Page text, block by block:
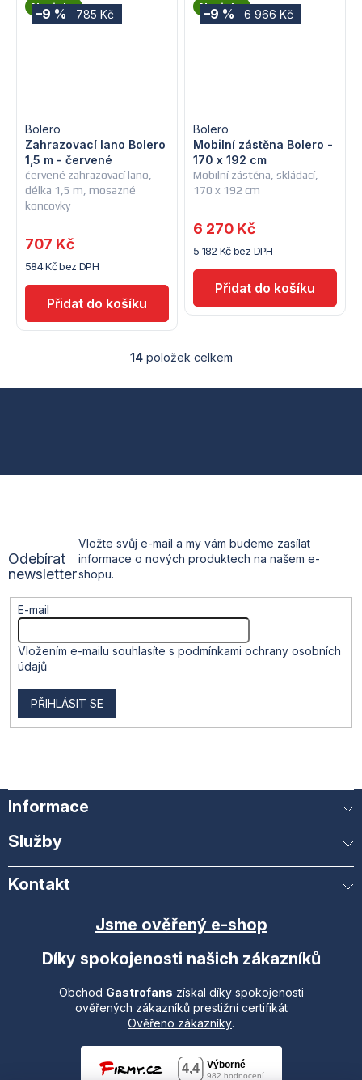
Novinka
785 Kč
–9 %
červené zahrazovací lano,
délka 1,5 m, mosazné
koncovky
Zahrazovací lano Bolero
1,5 m - červené
Bolero
584 Kč bez DPH
707 Kč
Novinka
6 966 Kč
–9 %
Mobilní zástěna, skládací,
170 x 192 cm
Mobilní zástěna Bolero -
170 x 192 cm
Bolero
5 182 Kč bez DPH
6 270 Kč
O
í
y
v
p
u
14položek celkem
p
Odebírat
newsletter
Vložte svůj e-mail a my vám budeme zasílat
informace o nových produktech na našem e-
shopu.
E-mail
Vložením e-mailu souhlasíte s podmínkami ochrany osobních
údajů
PŘIHLÁSIT SE
Informace
Služby
Kontakt
Jsme ověřený e-shop
Díky spokojenosti našich zákazníků
Obchod Gastrofans získal díky spokojenosti
ověřených zákazníků prestižní certifikát
Ověřeno zákazníky.